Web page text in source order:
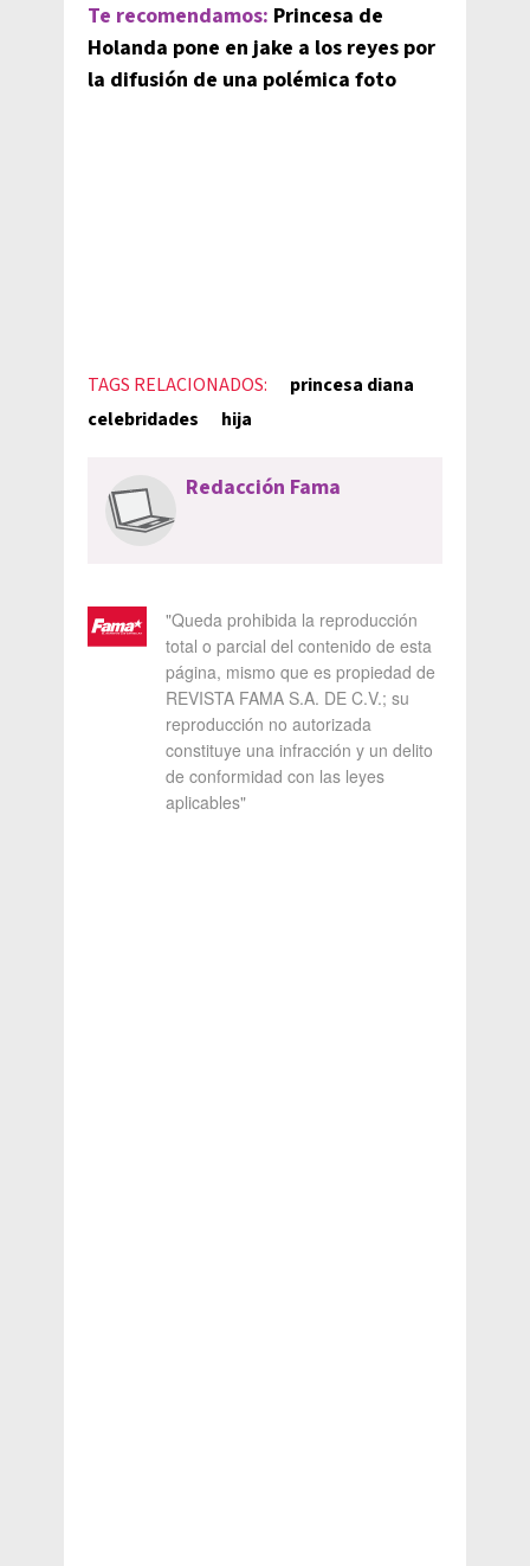
Te recomendamos: Princesa de
Holanda pone en jake a los reyes por
la difusión de una polémica foto
TAGS RELACIONADOS:
princesa diana
celebridades
hija
Redacción Fama
"Queda prohibida la reproducción
total o parcial del contenido de esta
página, mismo que es propiedad de
REVISTA FAMA S.A. DE C.V.; su
reproducción no autorizada
constituye una infracción y un delito
de conformidad con las leyes
aplicables"